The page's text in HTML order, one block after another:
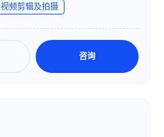
视频剪辑及拍摄
咨询